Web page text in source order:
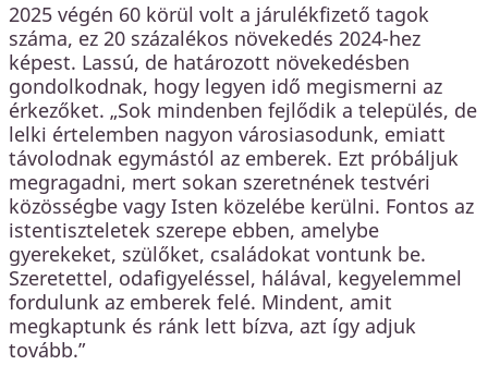
2025 végén 60 körül volt a járulékfizető tagok
száma, ez 20 százalékos növekedés 2024-hez
képest. Lassú, de határozott növekedésben
gondolkodnak, hogy legyen idő megismerni az
érkezőket. „Sok mindenben fejlődik a település, de
lelki értelemben nagyon városiasodunk, emiatt
távolodnak egymástól az emberek. Ezt próbáljuk
megragadni, mert sokan szeretnének testvéri
közösségbe vagy Isten közelébe kerülni. Fontos az
istentiszteletek szerepe ebben, amelybe
gyerekeket, szülőket, családokat vontunk be.
Szeretettel, odafigyeléssel, hálával, kegyelemmel
fordulunk az emberek felé. Mindent, amit
megkaptunk és ránk lett bízva, azt így adjuk
tovább.”